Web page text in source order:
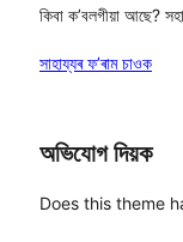
কিবা ক’বলগীয়া আছে?
সাহায্যৰ ফ’ৰাম চাওক
অভিযোগ দিয়ক
Does this theme